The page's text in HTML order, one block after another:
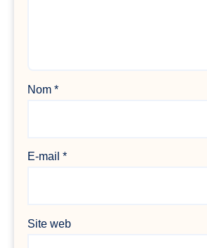
Nom*
E-mail*
Site web